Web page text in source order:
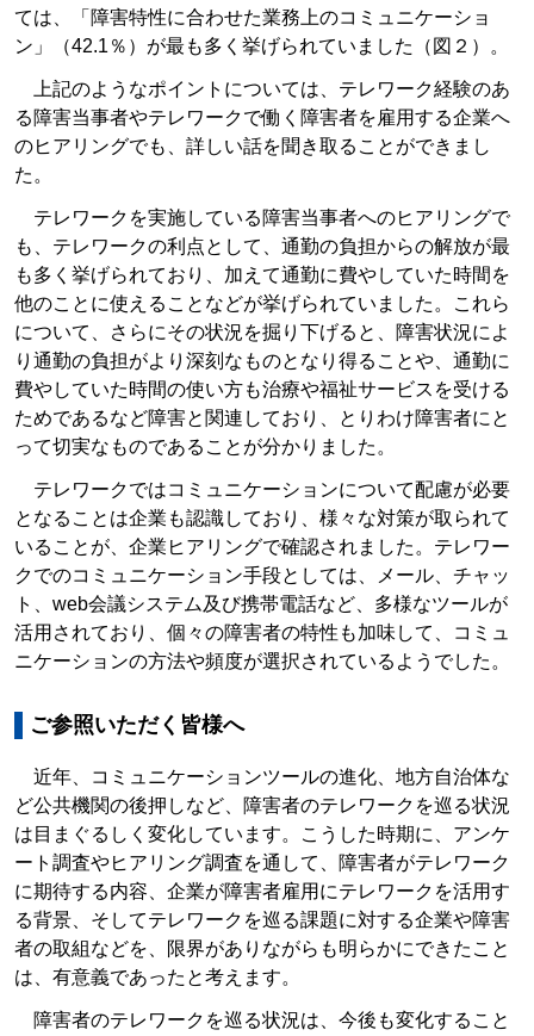
ては、「障害特性に合わせた業務上のコミュニケーショ
ン」（42.1％）が最も多く挙げられていました（図２）。
上記のようなポイントについては、テレワーク経験のあ
る障害当事者やテレワークで働く障害者を雇用する企業へ
のヒアリングでも、詳しい話を聞き取ることができまし
た。
テレワークを実施している障害当事者へのヒアリングで
も、テレワークの利点として、通勤の負担からの解放が最
も多く挙げられており、加えて通勤に費やしていた時間を
他のことに使えることなどが挙げられていました。これら
について、さらにその状況を掘り下げると、障害状況によ
り通勤の負担がより深刻なものとなり得ることや、通勤に
費やしていた時間の使い方も治療や福祉サービスを受ける
ためであるなど障害と関連しており、とりわけ障害者にと
って切実なものであることが分かりました。
テレワークではコミュニケーションについて配慮が必要
となることは企業も認識しており、様々な対策が取られて
いることが、企業ヒアリングで確認されました。テレワー
クでのコミュニケーション手段としては、メール、チャッ
ト、web会議システム及び携帯電話など、多様なツールが
活用されており、個々の障害者の特性も加味して、コミュ
ニケーションの方法や頻度が選択されているようでした。
ご参照いただく皆様へ
近年、コミュニケーションツールの進化、地方自治体な
ど公共機関の後押しなど、障害者のテレワークを巡る状況
は目まぐるしく変化しています。こうした時期に、アンケ
ート調査やヒアリング調査を通して、障害者がテレワーク
に期待する内容、企業が障害者雇用にテレワークを活用す
る背景、そしてテレワークを巡る課題に対する企業や障害
者の取組などを、限界がありながらも明らかにできたこと
は、有意義であったと考えます。
障害者のテレワークを巡る状況は、今後も変化すること